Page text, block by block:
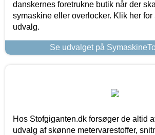
danskernes foretrukne butik når der
symaskine eller overlocker. Klik her for
udvalg.
Se udvalget på
Hos Stofgiganten.dk forsøger de altid
udvalg af skønne metervarestoffer,